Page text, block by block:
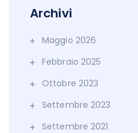
Archivi
Maggio 2026
Febbraio 2025
Ottobre 2023
Settembre 2023
Settembre 2021